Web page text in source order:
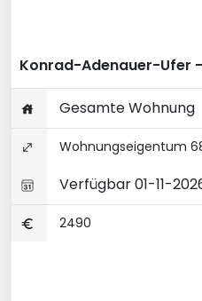
Konrad-Adenauer-Ufer
Gesamte Wohnung
Wohnungseigentum
Verfügbar 01-11-
2490